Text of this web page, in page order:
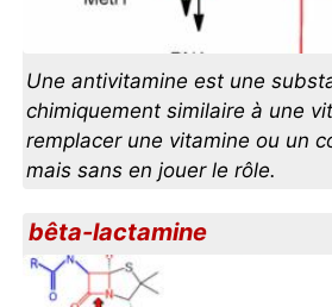
Une antivitamine est une
chimiquement similaire à une
remplacer une vitamine ou un
mais sans en jouer le rôle.
bêta-lactamine